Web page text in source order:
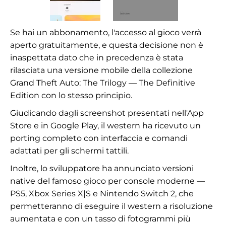
Se hai un abbonamento, l'accesso al gioco verrà
aperto gratuitamente, e questa decisione non è
inaspettata dato che in precedenza è stata
rilasciata una versione mobile della collezione
Grand Theft Auto: The Trilogy — The Definitive
Edition con lo stesso principio.
Giudicando dagli screenshot presentati nell'App
Store e in Google Play, il western ha ricevuto un
porting completo con interfaccia e comandi
adattati per gli schermi tattili.
Inoltre, lo sviluppatore ha annunciato versioni
native del famoso gioco per console moderne —
PS5, Xbox Series X|S e Nintendo Switch 2, che
permetteranno di eseguire il western a risoluzione
aumentata e con un tasso di fotogrammi più